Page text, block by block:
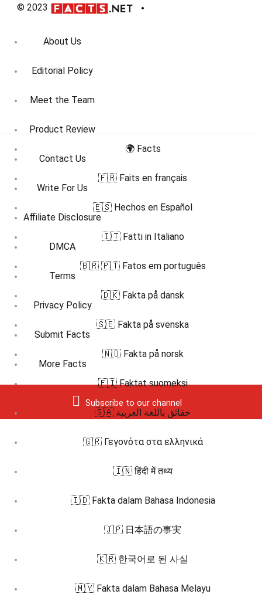
© 2023
About Us
Editorial Policy
Meet the Team
Product Review
Contact Us
Write For Us
Affiliate Disclosure
DMCA
Terms
Privacy Policy
Submit Facts
More Facts
Subscribe to our channel
🌍 Facts
🇫🇷 Faits en français
🇪🇸 Hechos en Español
🇮🇹 Fatti in Italiano
🇧🇷 🇵🇹 Fatos em português
🇩🇰 Fakta på dansk
🇸🇪 Fakta på svenska
🇳🇴 Fakta på norsk
🇫🇮 Faktat suomeksi
🇸🇦 حقائق باللغة العربية
🇬🇷 Γεγονότα στα ελληνικά
🇮🇳 हिंदी में तथ्य
🇮🇩 Fakta dalam Bahasa Indonesia
🇯🇵 日本語の事実
🇰🇷 한국어로 된 사실
🇲🇾 Fakta dalam Bahasa Melayu